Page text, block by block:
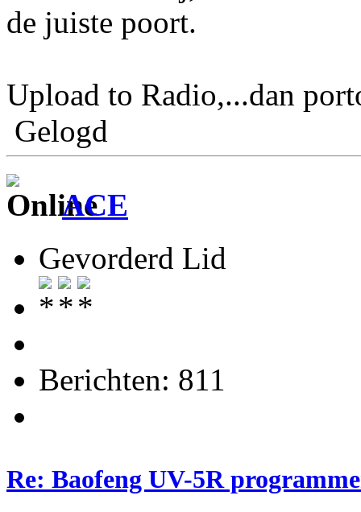
de juiste poort.
Upload to Radio,...dan
Gelogd
ACE
Gevorderd Lid
Berichten: 811
Re: Baofeng UV-5R